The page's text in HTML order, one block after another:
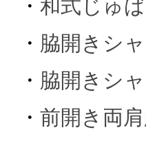
・ 和式じゅ
・ 脇開きシ
・ 脇開きシ
・ 前開き両